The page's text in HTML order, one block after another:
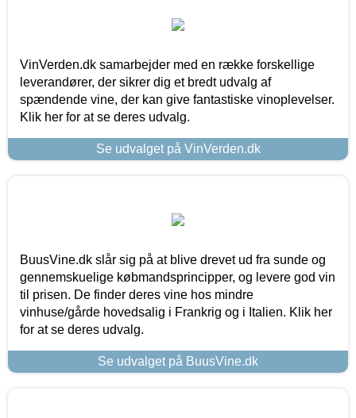
VinVerden.dk samarbejder med en række forskellige
leverandører, der sikrer dig et bredt udvalg af
spændende vine, der kan give fantastiske vinoplevelser.
Klik her for at se deres udvalg.
Se udvalget på VinVerden.dk
BuusVine.dk slår sig på at blive drevet ud fra sunde og
gennemskuelige købmandsprincipper, og levere god vin
til prisen. De finder deres vine hos mindre
vinhuse/gårde hovedsalig i Frankrig og i Italien. Klik her
for at se deres udvalg.
Se udvalget på BuusVine.dk